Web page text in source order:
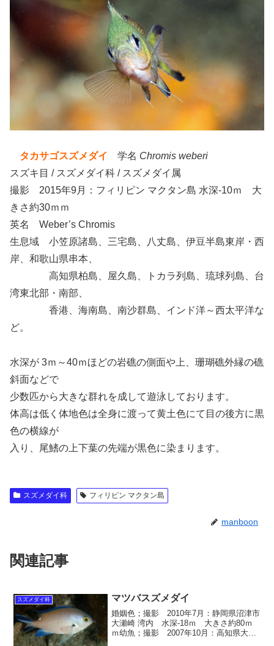
タカサゴスズメダイ 学名 Chromis weberi
スズキ目 / スズメダイ科 / スズメダイ属
撮影 2015年9月：フィリピン マクタン島 水深-10ｍ 大
きさ約30ｍｍ
英名 Weber’s Chromis
生息域 小笠原諸島、三宅島、八丈島、伊豆半島東岸・西
岸、和歌山県串本、
高知県柏島、屋久島、トカラ列島、琉球列島、台
湾東北部・南部、
香港、海南島、南沙群島、インド洋～西太平洋な
ど。
水深が 3ｍ～40ｍほどの岩礁の側面や上、珊瑚礁外縁の礁
斜面などで
少数匹から大きな群れを成して遊泳しております。
体高は低く体地色は全身に渡って黄土色にて目の後方に黒
色の横線が
入り、尾鰭の上下葉の先端が黒色に染まります。
スズメダイ科 フィリピン マクタン島
manboon
関連記事
スズメダイ科 マツバスズメダイ
婚姻色；撮影 2010年7月：静岡県沼津市
大瀬崎 湾内 水深-18ｍ 大きさ約80ｍ
ｍ幼魚；撮影 2007年10月：高知県大月